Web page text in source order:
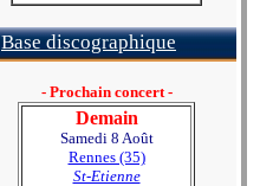
Base discographique
- Prochain concert -
Demain
Samedi 8 Août
Rennes (35)
St-Etienne